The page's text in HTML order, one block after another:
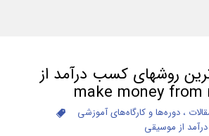
روشهای کسب درآمد از
، دوره‌ها و کارگاه‌های آموزشی
از موسیقی